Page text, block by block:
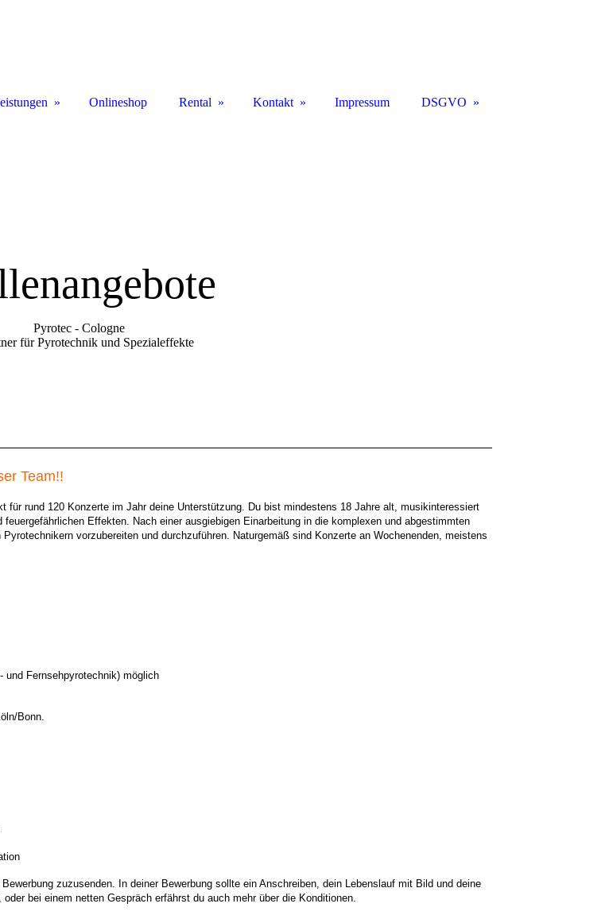
Pyrotec - Cologne
für Pyrotechnik und Spezialeffekte
Team!!
für rund 120 Konzerte im Jahr deine Unterstützung. Du bist mindestens 18 Jahre alt, musikinteressiert
Effekten. Nach einer ausgiebigen Einarbeitung in die komplexen und abgestimmten
vorzubereiten und durchzuführen. Naturgemäß sind Konzerte an Wochenenden, meistens
und Fernsehpyrotechnik) möglich
Bonn.
zuzusenden. In deiner Bewerbung sollte ein Anschreiben, dein Lebenslauf mit Bild und deine
bei einem netten Gespräch erfährst du auch mehr über die Konditionen.
Onlineshop Rental Kontakt Impressum DSGVO